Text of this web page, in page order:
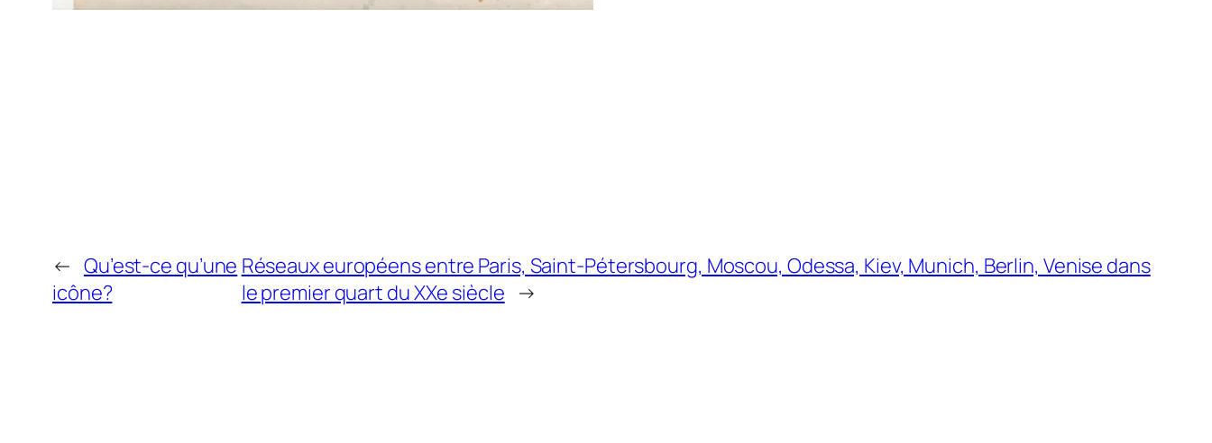
← Qu’est-ce qu’une
icône?
Réseaux européens entre Paris, Saint-Pétersbourg, Moscou, Odessa, Kiev, Munich, Berlin, Venise dans
le premier quart du XXe siècle →